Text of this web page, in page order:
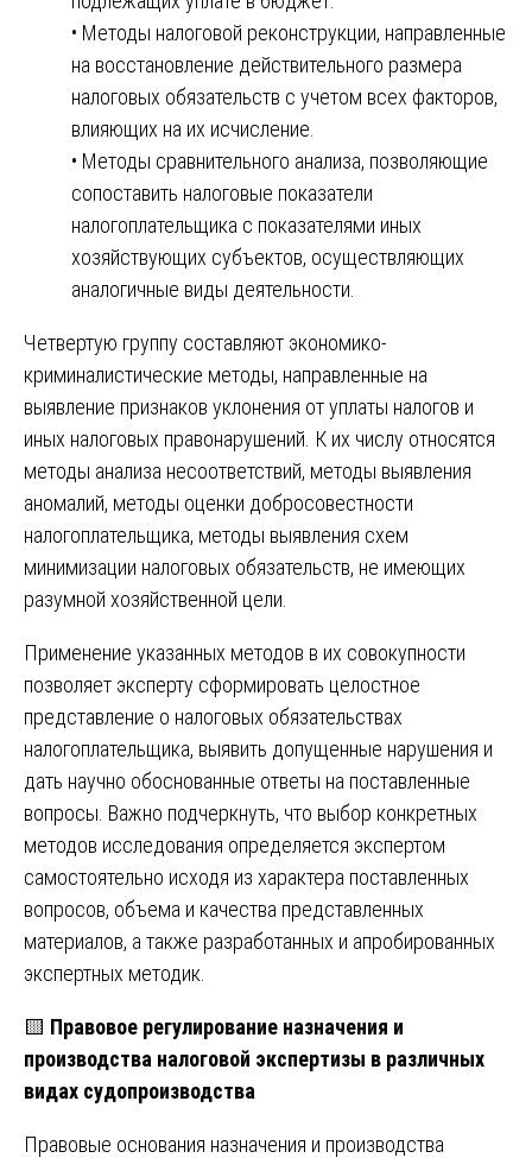
• Методы налоговой реконструкции, направленные
на восстановление действительного размера
налоговых обязательств с учетом всех факторов,
влияющих на их исчисление.
• Методы сравнительного анализа, позволяющие
сопоставить налоговые показатели
налогоплательщика с показателями иных
хозяйствующих субъектов, осуществляющих
аналогичные виды деятельности.
Четвертую группу составляют экономико-
криминалистические методы, направленные на
выявление признаков уклонения от уплаты налогов и
иных налоговых правонарушений. К их числу относятся
методы анализа несоответствий, методы выявления
аномалий, методы оценки добросовестности
налогоплательщика, методы выявления схем
минимизации налоговых обязательств, не имеющих
разумной хозяйственной цели.
Применение указанных методов в их совокупности
позволяет эксперту сформировать целостное
представление о налоговых обязательствах
налогоплательщика, выявить допущенные нарушения и
дать научно обоснованные ответы на поставленные
вопросы. Важно подчеркнуть, что выбор конкретных
методов исследования определяется экспертом
самостоятельно исходя из характера поставленных
вопросов, объема и качества представленных
материалов, а также разработанных и апробированных
экспертных методик.
🟨 Правовое регулирование назначения и
производства налоговой экспертизы в различных
видах судопроизводства
Правовые основания назначения и производства